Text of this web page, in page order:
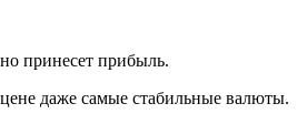
принесет прибыль.
даже самые стабильные валюты.